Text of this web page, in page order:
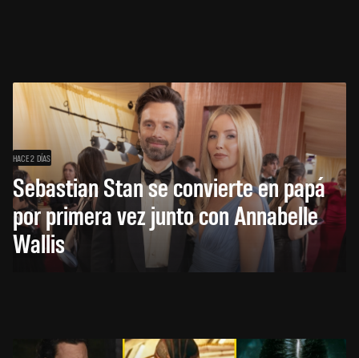
HACE 2 DÍAS
Sebastian Stan se convierte en papá
por primera vez junto con Annabelle
Wallis